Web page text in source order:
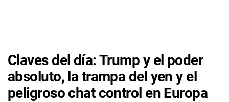
Claves del día: Trump y el poder
absoluto, la trampa del yen y el
peligroso chat control en Europa